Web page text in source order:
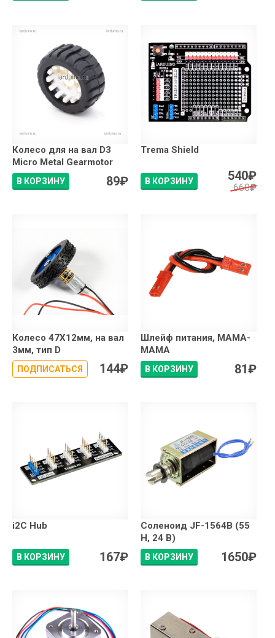
Колесо для на вал D3
Micro Metal Gearmotor
В КОРЗИНУ 89₽
Trema Shield
В КОРЗИНУ 540₽
660₽
Колесо 47X12мм, на вал
3мм, тип D
ПОДПИСАТЬСЯ 144₽
Шлейф питания, МАМА-
МАМА
В КОРЗИНУ 81₽
i2C Hub
В КОРЗИНУ 167₽
Соленоид JF-1564B (55
Н, 24 В)
В КОРЗИНУ 1650₽